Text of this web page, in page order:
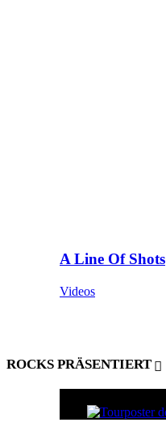
A Line Of Shots
Videos
ROCKS PRÄSENTIERT